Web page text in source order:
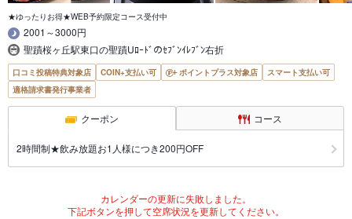
★ゆったりお得★WEB予約限定コース受付中
2001～3000円
聖蹟桜ヶ丘駅東口の聖蹟Uﾛｰﾄﾞのｾﾌﾞﾝｲﾚﾌﾞﾝ右折
口コミ投稿特典対象店 COIN+支払い可 ポイントプラス対象店
スマート支払い可
適格請求書発行事業者
クーポン コース
2時間制★飲み放題お1人様につき200円OFF
カレンダーの更新に失敗しました。
下記ボタンを押して空席状況を更新してください。